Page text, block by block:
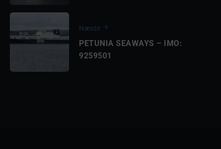
Næste
PETUNIA SEAWAYS – IMO:
9259501